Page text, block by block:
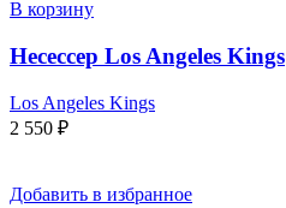
В корзину
Несессер Los Angeles Kings
Los Angeles Kings
2 550 ₽
Добавить в избранное